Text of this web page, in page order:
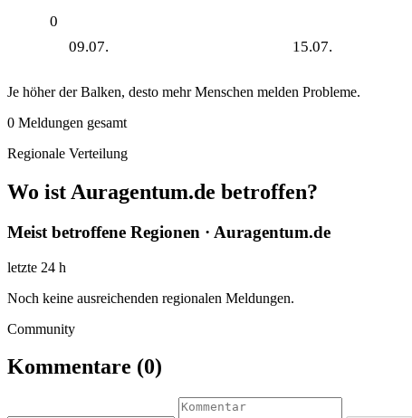
0
09.07. 15.07.
Je höher der Balken, desto mehr Menschen melden Probleme.
0 Meldungen gesamt
Regionale Verteilung
Wo ist Auragentum.de betroffen?
Meist betroffene Regionen · Auragentum.de
letzte 24 h
Noch keine ausreichenden regionalen Meldungen.
Community
Kommentare (0)